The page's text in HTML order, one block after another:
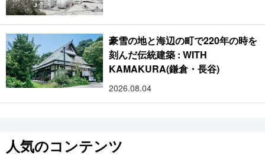
豪雪の地と海辺の町で220年の時を
刻んだ伝統建築 : WITH
KAMAKURA(鎌倉・長谷)
2026.08.04
人気のコンテンツ